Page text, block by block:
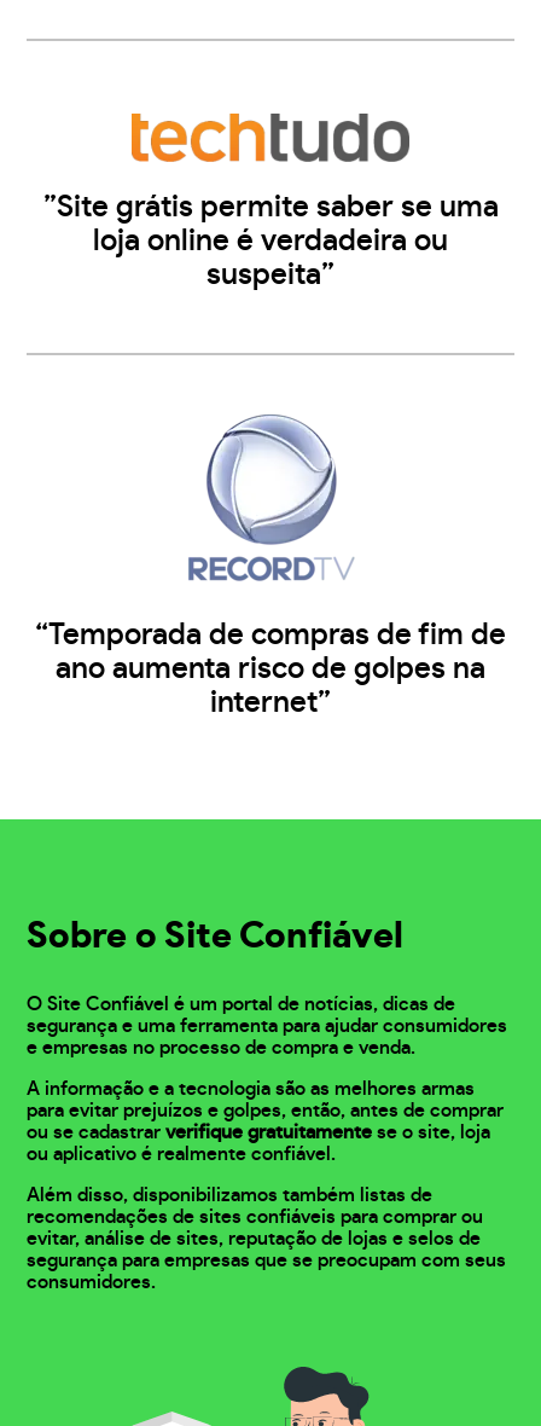
”Site grátis permite saber se uma
loja online é verdadeira ou
suspeita”
“Temporada de compras de fim de
ano aumenta risco de golpes na
internet”
Sobre o Site Confiável
O Site Confiável é um portal de notícias, dicas de
segurança e uma ferramenta para ajudar consumidores
e empresas no processo de compra e venda.
A informação e a tecnologia são as melhores armas
para evitar prejuízos e golpes, então, antes de comprar
ou se cadastrarverifique gratuitamente se o site, loja
ou aplicativo é realmente confiável.
Além disso, disponibilizamos também listas de
recomendações de sites confiáveis para comprar ou
evitar, análise de sites, reputação de lojas e selos de
segurança para empresas que se preocupam com seus
consumidores.